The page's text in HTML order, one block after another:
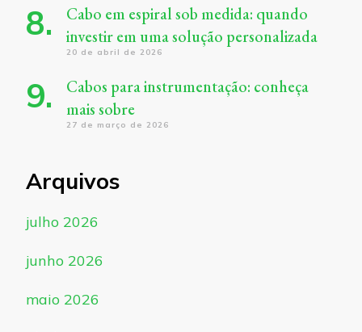
Cabo em espiral sob medida: quando
investir em uma solução personalizada
20 de abril de 2026
Cabos para instrumentação: conheça
mais sobre
27 de março de 2026
Arquivos
julho 2026
junho 2026
maio 2026